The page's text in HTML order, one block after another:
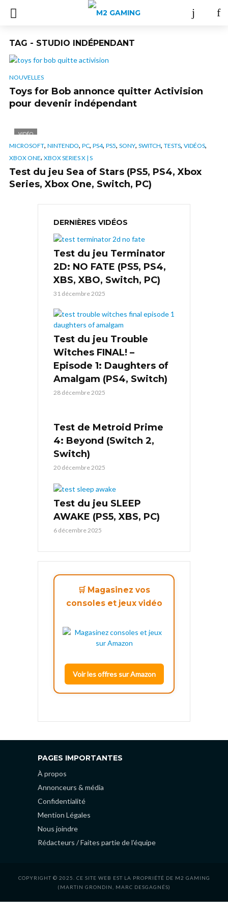
TAG - STUDIO INDÉPENDANT
NOUVELLES
Toys for Bob annonce quitter Activision
pour devenir indépendant
VIDÉO
MICROSOFT, NINTENDO, PC, PS4, PS5, SONY, SWITCH, TESTS, VIDÉOS,
XBOX ONE, XBOX SERIES X | S
Test du jeu Sea of Stars (PS5, PS4, Xbox
Series, Xbox One, Switch, PC)
DERNIÈRES VIDÉOS
Test du jeu Terminator
2D: NO FATE (PS5, PS4,
XBS, XBO, Switch, PC)
31 décembre 2025
Test du jeu Trouble
Witches FINAL! –
Episode 1: Daughters of
Amalgam (PS4, Switch)
28 décembre 2025
Test de Metroid Prime
4: Beyond (Switch 2,
Switch)
20 décembre 2025
Test du jeu SLEEP
AWAKE (PS5, XBS, PC)
6 décembre 2025
🛒 Magasinez vos
consoles et jeux vidéo
Voir les offres sur Amazon
PAGES IMPORTANTES
À propos
Annonceurs & média
Confidentialité
Mention Légales
Nous joindre
Rédacteurs / Faites partie de l’équipe
COPYRIGHT © 2025. CE SITE WEB EST LA PROPRIÉTÉ DE M2 GAMING
(MARTIN GRONDIN, MARC DESGAGNÉS)